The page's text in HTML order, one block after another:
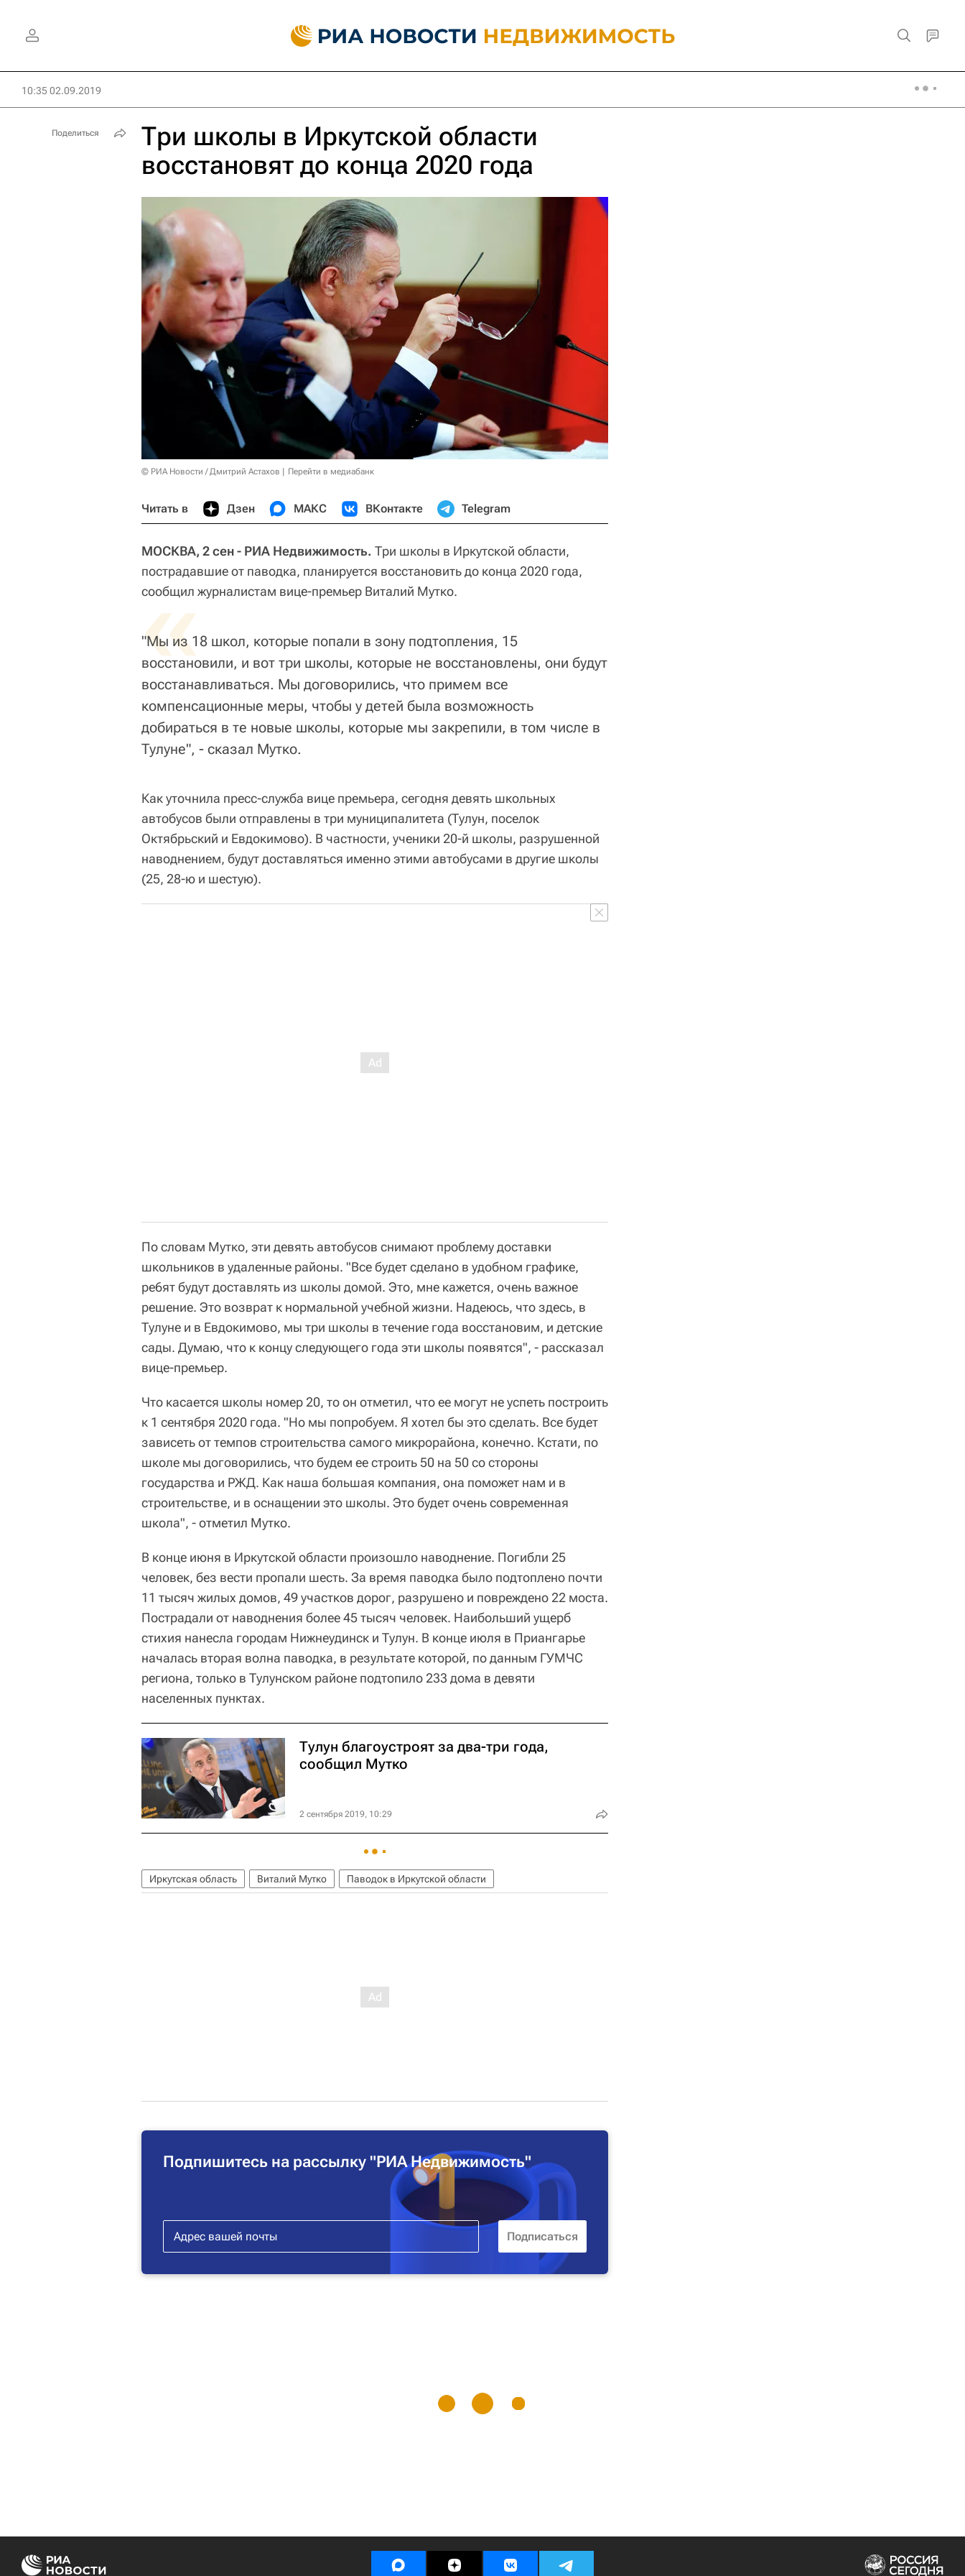
10:35 02.09.2019
Три школы в Иркутской области
восстановят до конца 2020 года
© РИА Новости / Дмитрий Астахов Перейти в медиабанк
Читать в Дзен МАКС ВКонтакте Telegram
МОСКВА, 2 сен - РИА Недвижимость. Три школы в Иркутской области,
пострадавшие от паводка, планируется восстановить до конца 2020 года,
сообщил журналистам вице-премьер Виталий Мутко.
«
"Мы из 18 школ, которые попали в зону подтопления, 15
восстановили, и вот три школы, которые не восстановлены, они будут
восстанавливаться. Мы договорились, что примем все
компенсационные меры, чтобы у детей была возможность
добираться в те новые школы, которые мы закрепили, в том числе в
Тулуне", - сказал Мутко.
Как уточнила пресс-служба вице премьера, сегодня девять школьных
автобусов были отправлены в три муниципалитета (Тулун, поселок
Октябрьский и Евдокимово). В частности, ученики 20-й школы, разрушенной
наводнением, будут доставляться именно этими автобусами в другие школы
(25, 28-ю и шестую).
По словам Мутко, эти девять автобусов снимают проблему доставки
школьников в удаленные районы. "Все будет сделано в удобном графике,
ре6ят будут доставлять из школы домой. Это, мне кажется, очень важное
решение. Это возврат к нормальной учебной жизни. Надеюсь, что здесь, в
Тулуне и в Евдокимово, мы три школы в течение года восстановим, и детские
сады. Думаю, что к концу следующего года эти школы появятся", - рассказал
вице-премьер.
Что касается школы номер 20, то он отметил, что ее могут не успеть построить
к 1 сентября 2020 года. "Но мы попробуем. Я хотел бы это сделать. Все будет
зависеть от темпов строительства самого микрорайона, конечно. Кстати, по
школе мы договорились, что будем ее строить 50 на 50 со стороны
государства и РЖД. Как наша большая компания, она поможет нам и в
строительстве, и в оснащении это школы. Это будет очень современная
школа", - отметил Мутко.
В конце июня в Иркутской области произошло наводнение. Погибли 25
человек, без вести пропали шесть. За время паводка было подтоплено почти
11 тысяч жилых домов, 49 участков дорог, разрушено и повреждено 22 моста.
Пострадали от наводнения более 45 тысяч человек. Наибольший ущерб
стихия нанесла городам Нижнеудинск и Тулун. В конце июля в Приангарье
началась вторая волна паводка, в результате которой, по данным ГУМЧС
региона, только в Тулунском районе подтопило 233 дома в девяти
населенных пунктах.
Тулун благоустроят за два-три года,
сообщил Мутко
2 сентября 2019, 10:29
Иркутская область Виталий Мутко Паводок в Иркутской области
Подпишитесь на рассылку "РИА Недвижимость"
Поделиться